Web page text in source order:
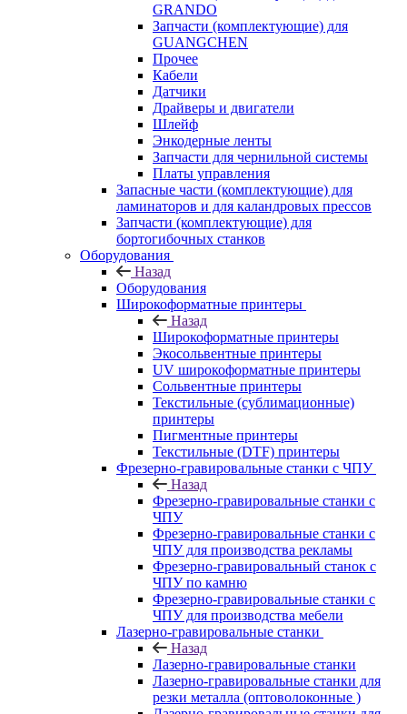
GRANDO
Запчасти (комплектующие) для
GUANGCHEN
Прочее
Кабели
Датчики
Драйверы и двигатели
Шлейф
Энкодерные ленты
Запчасти для чернильной системы
Платы управления
Запасные части (комплектующие) для
ламинаторов и для каландровых прессов
Запчасти (комплектующие) для
бортогибочных станков
Оборудования
Назад
Оборудования
Широкоформатные принтеры
Назад
Широкоформатные принтеры
Экосольвентные принтеры
UV широкоформатные принтеры
Сольвентные принтеры
Текстильные (сублимационные)
принтеры
Пигментные принтеры
Текстильные (DTF) принтеры
Фрезерно-гравировальные станки с ЧПУ
Назад
Фрезерно-гравировальные станки с
ЧПУ
Фрезерно-гравировальные станки с
ЧПУ для производства рекламы
Фрезерно-гравировальный станок с
ЧПУ по камню
Фрезерно-гравировальные станки с
ЧПУ для производства мебели
Лазерно-гравировальные станки
Назад
Лазерно-гравировальные станки
Лазерно-гравировальные станки для
резки металла (оптоволоконные )